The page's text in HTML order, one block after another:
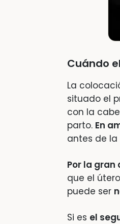
Cuándo
La
situado el
con la
parto. En
antes de
Por la
que el
puede ser
Si es el